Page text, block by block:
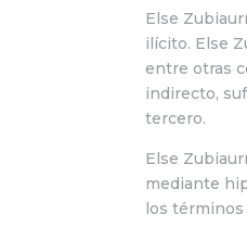
Else
ilícito. Else
entre otras
indirecto,
tercero.
Else
mediante
los